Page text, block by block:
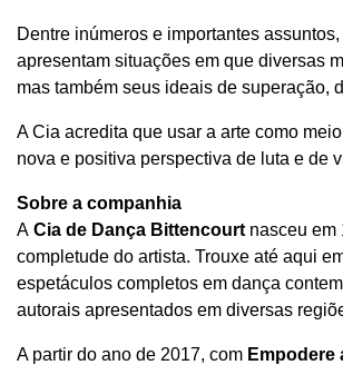
Dentre inúmeros e importantes
apresentam situações em que diversas
mas também seus ideais de superação,
A Cia acredita que usar a arte como
nova e positiva perspectiva de luta e de
Sobre a companhia
A Cia de Dança Bittencourt nasceu em
completude do artista. Trouxe até aqui
espetáculos completos em dança
autorais apresentados em diversas
A partir do ano de 2017, com Empodere